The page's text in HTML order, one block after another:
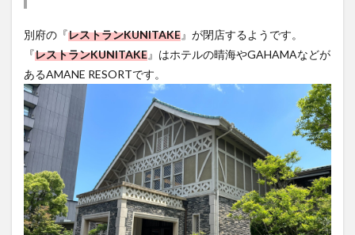
別府の『レストランKUNITAKE』が閉店するようです。
『レストランKUNITAKE』はホテルの晴海やGAHAMAなどが
あるAMANE RESORTです。